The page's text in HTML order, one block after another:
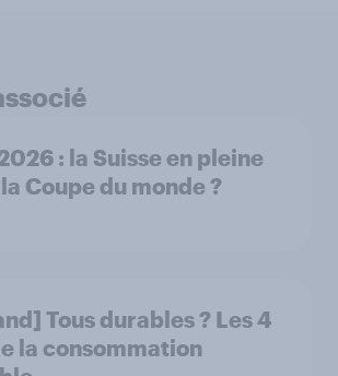
: la Suisse en pleine
Coupe du monde ?
Tous durables ? Les 4
la consommation